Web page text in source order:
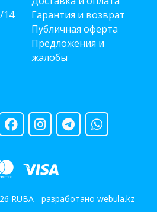
14
Гарантия и возврат
Публичная оферта
Предложения и
жалобы
RUBA - разработано webula.kz